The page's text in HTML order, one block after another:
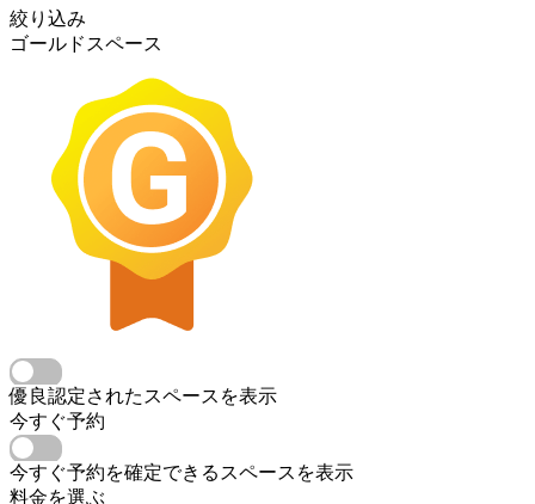
絞り込み
ゴールドスペース
優良認定されたスペースを表示
今すぐ予約
今すぐ予約を確定できるスペースを表示
料金を選ぶ